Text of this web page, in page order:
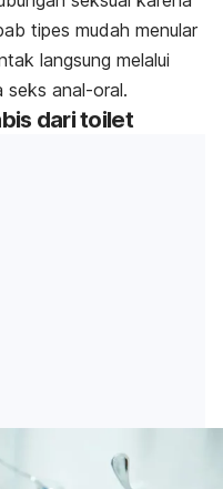
tipes mudah menular
langsung melalui
seks anal-oral.
dari toilet